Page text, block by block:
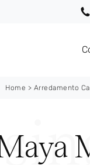
Home > Arredamento